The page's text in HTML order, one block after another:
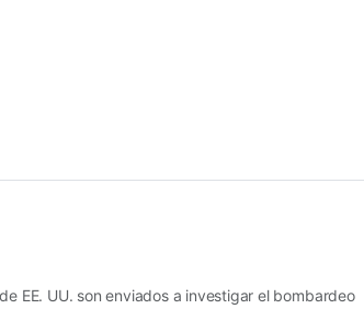
EE. UU. son enviados a investigar el bombardeo